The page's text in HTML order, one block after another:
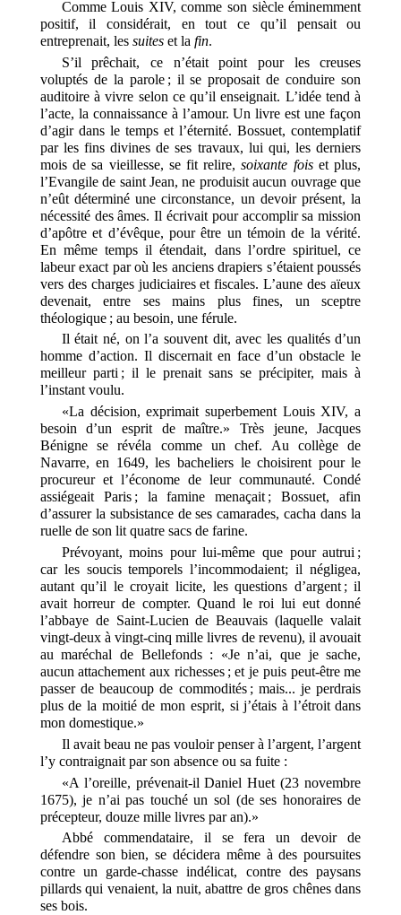
Comme Louis XIV, comme son siècle éminemment
positif, il considérait, en tout ce qu’il pensait ou
entreprenait, les suiteset la fin.
S’il prêchait, ce n’était point pour les creuses
voluptés de la parole ; il se proposait de conduire son
auditoire à vivre selon ce qu’il enseignait. L’idée tend à
l’acte, la connaissance à l’amour. Un livre est une façon
d’agir dans le temps et l’éternité. Bossuet, contemplatif
par les fins divines de ses travaux, lui qui, les derniers
mois de sa vieillesse, se fit relire,soixante foiset plus,
l’Evangile de saint Jean, ne produisit aucun ouvrage que
n’eût déterminé une circonstance, un devoir présent, la
nécessité des âmes. Il écrivait pour accomplir sa mission
d’apôtre et d’évêque, pour être un témoin de la vérité.
En même temps il étendait, dans l’ordre spirituel, ce
labeur exact par où les anciens drapiers s’étaient poussés
vers des charges judiciaires et fiscales. L’aune des aïeux
devenait, entre ses mains plus fines, un sceptre
théologique ; au besoin, une férule.
Il était né, on l’a souvent dit, avec les qualités d’un
homme d’action. Il discernait en face d’un obstacle le
meilleur parti ; il le prenait sans se précipiter, mais à
l’instant voulu.
«La décision, exprimait superbement Louis XIV, a
besoin d’un esprit de maître.» Très jeune, Jacques
Bénigne se révéla comme un chef. Au collège de
Navarre, en 1649, les bacheliers le choisirent pour le
procureur et l’économe de leur communauté. Condé
assiégeait Paris ; la famine menaçait ; Bossuet, afin
d’assurer la subsistance de ses camarades, cacha dans la
ruelle de son lit quatre sacs de farine.
Prévoyant, moins pour lui-même que pour autrui ;
car les soucis temporels l’incommodaient; il négligea,
autant qu’il le croyait licite, les questions d’argent ; il
avait horreur de compter. Quand le roi lui eut donné
l’abbaye de Saint-Lucien de Beauvais (laquelle valait
vingt-deux à vingt-cinq mille livres de revenu), il avouait
au maréchal de Bellefonds : «Je n’ai, que je sache,
aucun attachement aux richesses ; et je puis peut-être me
passer de beaucoup de commodités ; mais... je perdrais
plus de la moitié de mon esprit, si j’étais à l’étroit dans
mon domestique.»
Il avait beau ne pas vouloir penser à l’argent, l’argent
l’y contraignait par son absence ou sa fuite :
«A l’oreille, prévenait-il Daniel Huet (23 novembre
1675), je n’ai pas touché un sol (de ses honoraires de
précepteur, douze mille livres par an).»
Abbé commendataire, il se fera un devoir de
défendre son bien, se décidera même à des poursuites
contre un garde-chasse indélicat, contre des paysans
pillards qui venaient, la nuit, abattre de gros chênes dans
ses bois.